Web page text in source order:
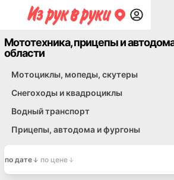
Мототехника, прицепы и
области
Мотоциклы, мопеды, скутеры
Снегоходы и квадроциклы
Водный транспорт
Прицепы, автодома и фургоны
по дате по цене